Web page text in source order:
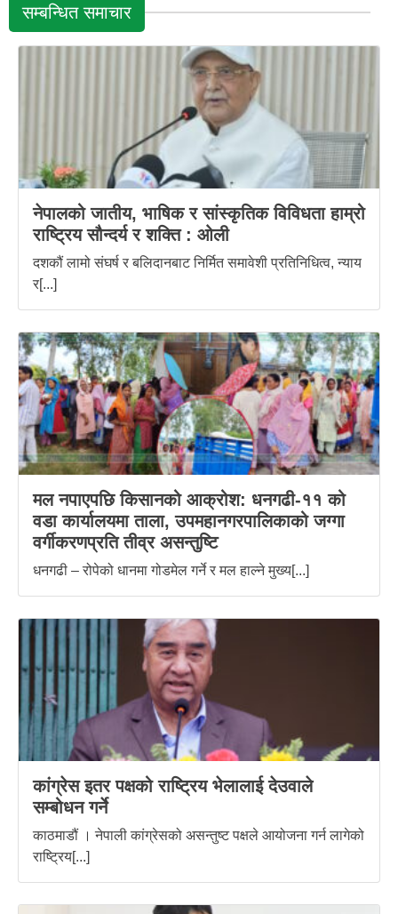
सम्बन्धित समाचार
नेपालको जातीय, भाषिक र सांस्कृतिक विविधता हाम्रो
राष्ट्रिय सौन्दर्य र शक्ति : ‌ओली
दशकौं लामो संघर्ष र बलिदानबाट निर्मित समावेशी प्रतिनिधित्व, न्याय
र[...]
मल नपाएपछि किसानको आक्रोश: धनगढी-११ को
वडा कार्यालयमा ताला, उपमहानगरपालिकाको जग्गा
वर्गीकरणप्रति तीव्र असन्तुष्टि
धनगढी – रोपेको धानमा गोडमेल गर्ने र मल हाल्ने मुख्य[...]
कांग्रेस इतर पक्षको राष्ट्रिय भेलालाई देउवाले
सम्बोधन गर्ने
काठमाडौं । नेपाली कांग्रेसको असन्तुष्ट पक्षले आयोजना गर्न लागेको
राष्ट्रिय[...]